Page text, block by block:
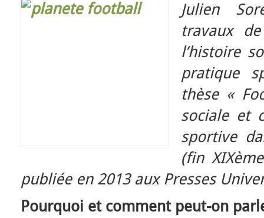
Julien
travaux
l’histoire
pratique
thèse «
sociale et
sportive
(fin
publiée en 2013 aux Presses
Pourquoi et comment peut-on